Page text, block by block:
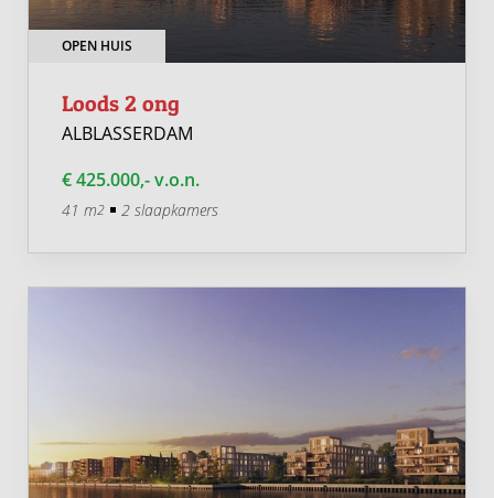
OPEN HUIS
Loods 2 ong
ALBLASSERDAM
€ 425.000,- v.o.n.
41 m2 2 slaapkamers